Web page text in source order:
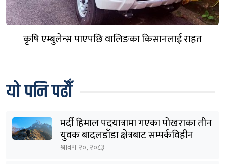
कृषि एम्बुलेन्स पाएपछि वालिङका किसानलाई राहत
यो पनि पढौँ
मर्दी हिमाल पदयात्रामा गएका पोखराका तीन
युवक बादलडाँडा क्षेत्रबाट सम्पर्कविहीन
श्रावण २०, २०८३